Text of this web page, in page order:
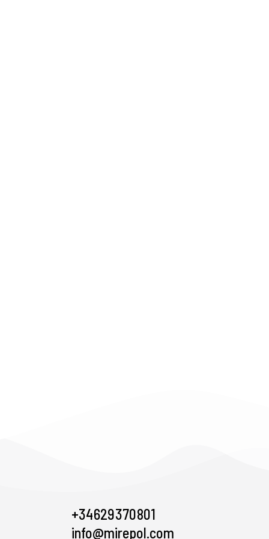
+34 629 370 801
info@mirepol.com